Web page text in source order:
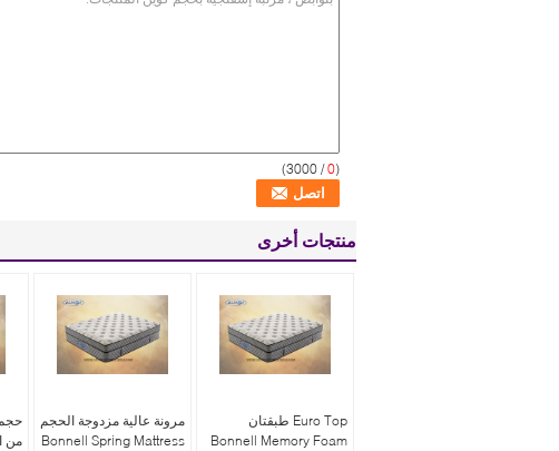
(
0
/ 3000)
منتجات أخرى
مرونة عالية مزدوجة الحجم
Bonnell Spring Mattress
Euro Top طبقتان
Bonnell Memory Foam